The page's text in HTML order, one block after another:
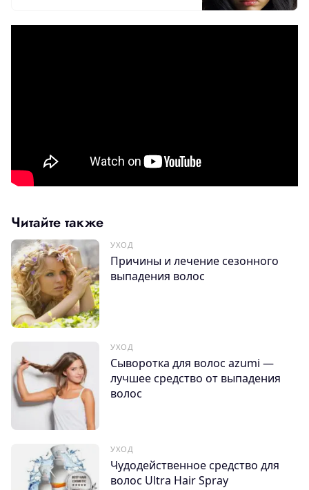
Читайте также
УХОД
Причины и лечение сезонного
выпадения волос
УХОД
Сыворотка для волос azumi —
лучшее средство от выпадения
волос
УХОД
Чудодейственное средство для
волос Ultra Hair Spray